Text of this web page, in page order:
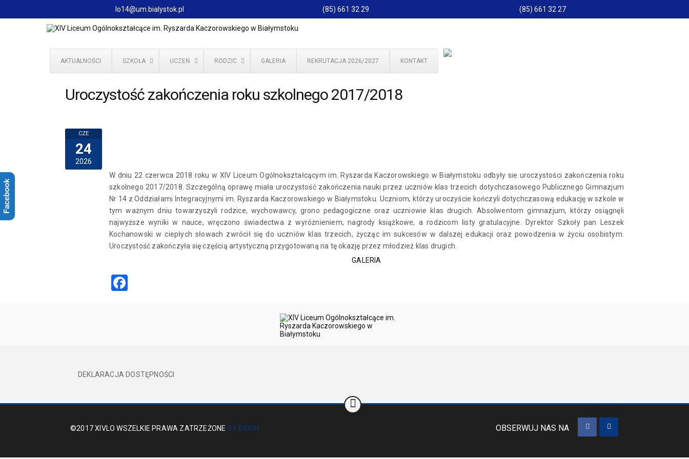
lo14@um.bialystok.pl (85) 661 32 29 (85) 661 32 27
AKTUALNOŚCI SZKOŁA UCZEŃ RODZIC GALERIA REKRUTACJA 2026/2027 KONTAKT
Uroczystość zakończenia roku szkolnego 2017/2018
CZE
24
2026
W dniu 22 czerwca 2018 roku w XIV Liceum Ogólnokształcącym im. Ryszarda Kaczorowskiego w Białymstoku odbyły sie uroczystości zakończenia roku
szkolnego 2017/2018. Szczególną oprawę miała uroczystość zakończenia nauki przez uczniów klas trzecich dotychczasowego Publicznego Gimnazjum
Nr 14 z Oddziałami Integracyjnymi im. Ryszarda Kaczorowskiego w Białymstoku. Uczniom, którzy uroczyście kończyli dotychczasową edukację w szkole w
tym ważnym dniu towarzyszyli rodzice, wychowawcy, grono pedagogiczne oraz uczniowie klas drugich. Absolwentom gimnazjum, którzy osiągnęli
najwyższe wyniki w nauce, wręczono świadectwa z wyróżnieniem, nagrody książkowe, a rodzicom listy gratulacyjne. Dyrektor Szkoły pan Leszek
Kochanowski w ciepłych słowach zwrócił się do uczniów klas trzecich, życząc im sukcesów w dalszej edukacji oraz powodzenia w życiu osobistym.
Uroczystość zakończyła się częścią artystyczną przygotowaną na tę okazję przez młodzież klas drugich.
GALERIA
DEKLARACJA DOSTĘPNOŚCI
©2017 XIVLO WSZELKIE PRAWA ZATRZEŻONE BY EVION OBSERWUJ NAS NA
Facebook